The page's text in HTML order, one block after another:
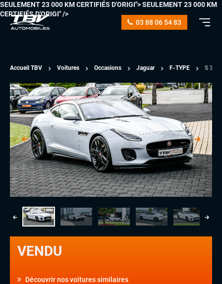
SEULEMENT 23 000 KM CERTIFIÉS D'ORIGI">SEULEMENT 23 000 KM
CERTIFIÉS D'ORIGI" />
03 88 06 54 83
Accueil TBV Voitures Occasions Jaguar F-TYPE S 3.0
VENDU
Découvrir nos voitures similaires